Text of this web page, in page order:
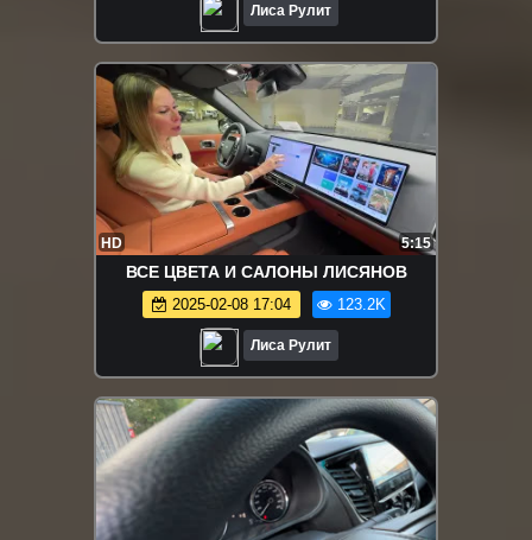
Лиса Рулит
HD 5:15
ВСЕ ЦВЕТА И САЛОНЫ ЛИСЯНОВ
2025-02-08 17:04 123.2K
Лиса Рулит